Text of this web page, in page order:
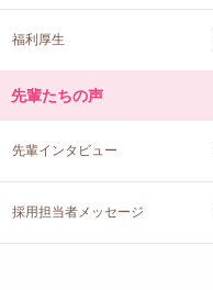
福利厚生
先輩たちの声
先輩インタビュー
採用担当者メッセージ